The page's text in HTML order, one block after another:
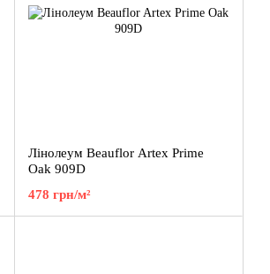
Лінолеум Beauflor Artex Prime
Oak 909D
478 грн/м²